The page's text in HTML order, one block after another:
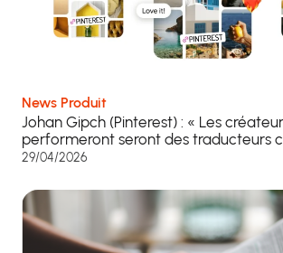
News Produit
Johan Gipch (Pinterest) : « Les
performeront seront des traducteurs
29/04/2026